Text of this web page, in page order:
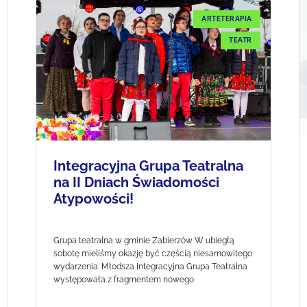
ARTETERAPIA
TEATR
Integracyjna Grupa Teatralna
na II Dniach Świadomości
Atypowości!
Grupa teatralna w gminie Zabierzów W ubiegłą
sobotę mieliśmy okazję być częścią niesamowitego
wydarzenia. Młodsza Integracyjna Grupa Teatralna
występowała z fragmentem nowego